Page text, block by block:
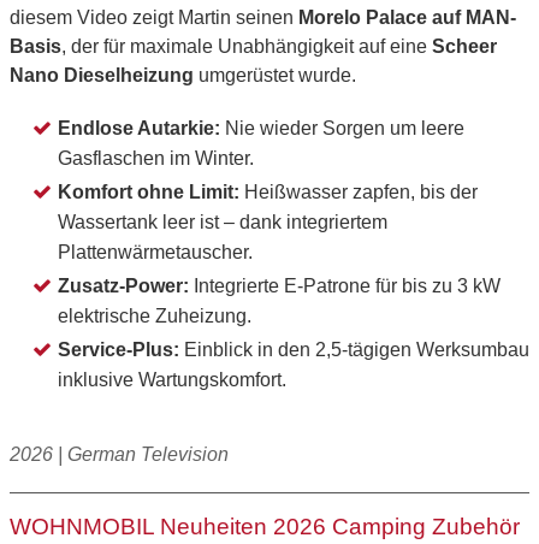
diesem Video zeigt Martin seinen Morelo Palace auf MAN-
Basis, der für maximale Unabhängigkeit auf eine Scheer
Nano Dieselheizung umgerüstet wurde.
Endlose Autarkie: Nie wieder Sorgen um leere
Gasflaschen im Winter.
Komfort ohne Limit: Heißwasser zapfen, bis der
Wassertank leer ist – dank integriertem
Plattenwärmetauscher.
Zusatz-Power: Integrierte E-Patrone für bis zu 3 kW
elektrische Zuheizung.
Service-Plus: Einblick in den 2,5-tägigen Werksumbau
inklusive Wartungskomfort.
2026 | German Television
WOHNMOBIL Neuheiten 2026 Camping Zubehör